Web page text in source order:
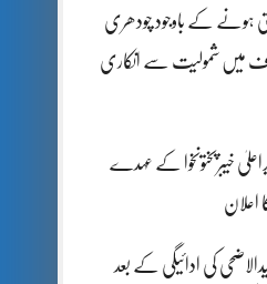
ہونے کے باوجود چودھری
میں شمولیت سے انکاری
خیبرپختونخوا کے عہدے
اعلان
کی ادائیگی کے بعد